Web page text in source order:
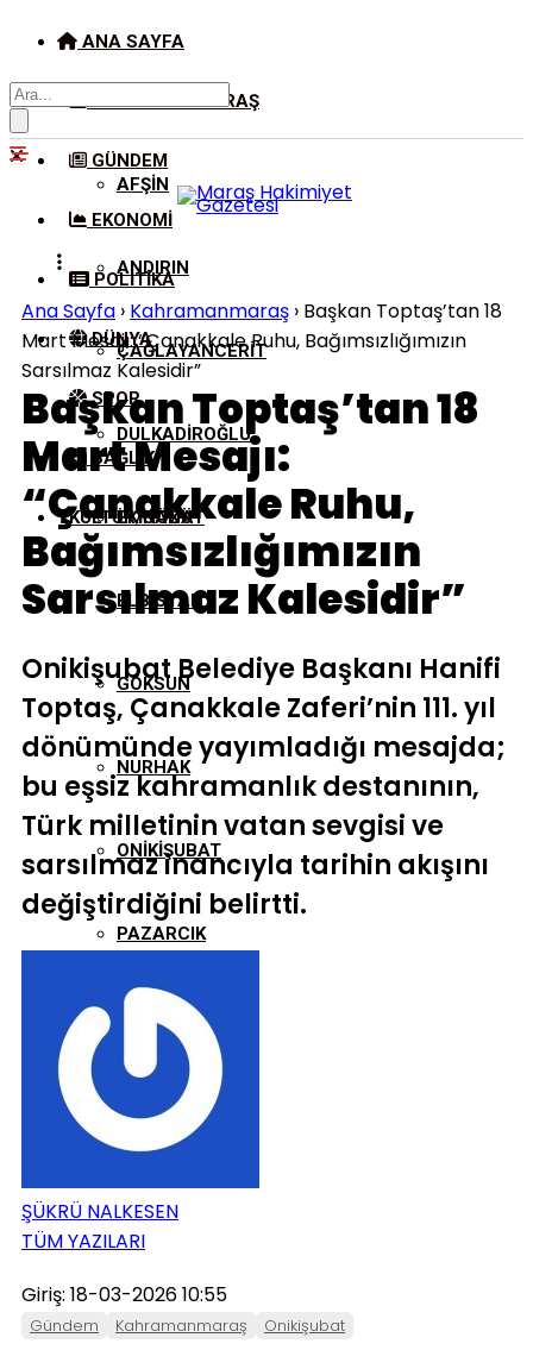
ANA SAYFA
KAHRAMANMARAŞ
AFŞIN
ANDIRIN
ÇAĞLAYANCERIT
DULKADIROĞLU
EKINÖZÜ
ELBISTAN
GÖKSUN
NURHAK
ONIKIŞUBAT
PAZARCIK
TÜRKOĞLU
GÜNDEM
EKONOMI
POLITIKA
DÜNYA
SPOR
SAĞLIK
KÜLTÜR/SANAT
Ana Sayfa › Kahramanmaraş › Başkan Toptaş’tan 18
Mart Mesajı: “Çanakkale Ruhu, Bağımsızlığımızın
Sarsılmaz Kalesidir”
Başkan Toptaş’tan 18
Mart Mesajı:
“Çanakkale Ruhu,
Bağımsızlığımızın
Sarsılmaz Kalesidir”
Onikişubat Belediye Başkanı Hanifi
Toptaş, Çanakkale Zaferi’nin 111. yıl
dönümünde yayımladığı mesajda;
bu eşsiz kahramanlık destanının,
Türk milletinin vatan sevgisi ve
sarsılmaz inancıyla tarihin akışını
değiştirdiğini belirtti.
ŞÜKRÜ NALKESEN
TÜM YAZILARI
Giriş: 18-03-2026 10:55
Gündem Kahramanmaraş Onikişubat